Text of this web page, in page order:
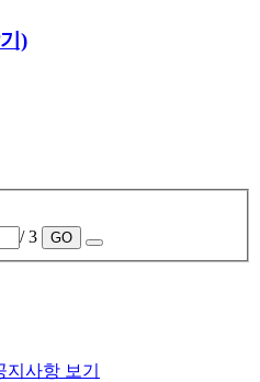
)
/ 3
GO
사항 보기